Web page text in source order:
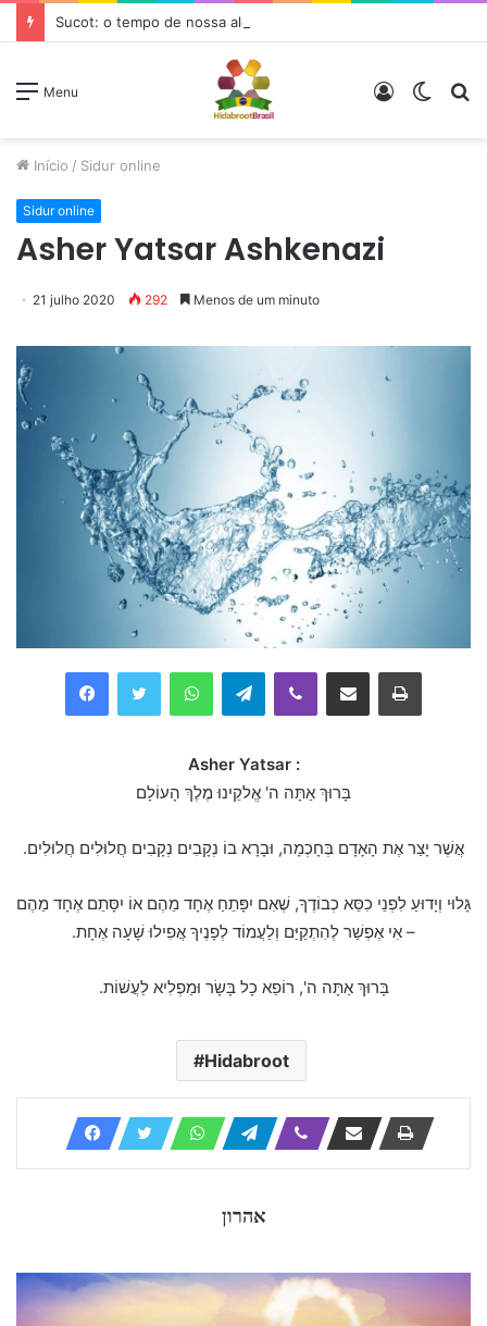
Sucot: o tempo de nossa alegria
Menu
Switch
Entrar
Início / Sidur online
Sidur online
Asher Yatsar Ashkenazi
21 julho 2020 292 Menos de um minuto
Telegram
Asher Yatsar :
בָּרוּךְ אַתָּה ה' אֱלקֵינוּ מֶלֶךְ הָעוֹלָם
אֲשֶׁר יָצַר אֶת הָאָדָם בְּחָכְמָה, וּבָרָא בוֹ נְקָבִים נְקָבִים חֲלוּלִים חֲלוּלִים.
גָּלוּי וְיָדוּעַ לִפְנֵי כִסֵּא כְבוֹדֶךָ, שֶׁאִם יִפָּתֵחַ אֶחָד מֵהֶם אוֹ יִסָּתֵם אֶחָד מֵהֶם
– אִי אֶפְשַׁר לְהִתְקַיֵּם וְלַעֲמוֹד לְפָנֶיךָ אֲפִילוּ שָׁעָה אֶחָת.
בָּרוּךְ אַתָּה ה', רוֹפֵא כָל בָּשָׂר וּמַפְלִיא לַעֲשׁוֹת.
Hidabroot
אהרון